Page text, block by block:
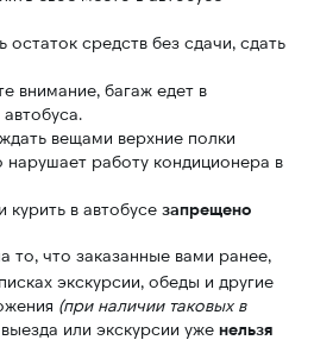
остаток средств без сдачи, сдать
внимание, багаж едет в
вещами верхние полки
нарушает работу кондиционера в
курить в автобусе запрещено
что заказанные вами ранее,
экскурсии, обеды и другие
(при наличии таковых в
или экскурсии уже нельзя